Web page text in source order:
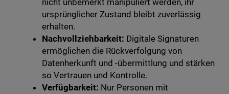
nicht unbemerkt manipuliert werden, ihr
ursprünglicher Zustand bleibt zuverlässig
erhalten.
Nachvollziehbarkeit: Digitale Signaturen
ermöglichen die Rückverfolgung von
Datenherkunft und -übermittlung und stärken
so Vertrauen und Kontrolle.
Verfügbarkeit: Nur Personen mit